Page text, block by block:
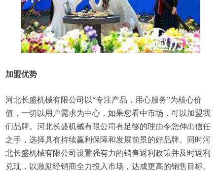
加盟优势
河北长盛机械有限公司以“专注产品，用心服务”为核心价
值，一切以用户需求为中心，如果您看中市场，可以加盟我
们品牌。河北长盛机械有限公司有足够的理由令您伸出信任
之手，选择具有持续赢利保障和发展前景的好品牌。同时河
北长盛机械有限公司设置强有力的销售返利政策并及时返利
兑现，以激励经销商全力投入市场，达成更高的销售目标。